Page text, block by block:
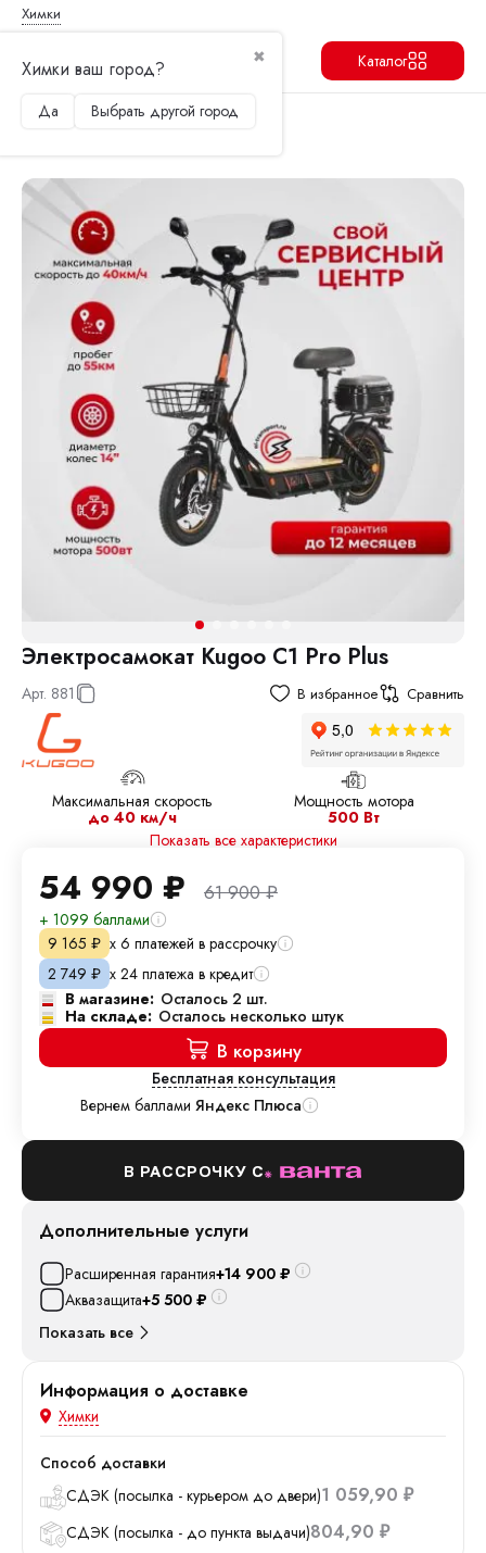
Химки
✖
Химки ваш город?
Да Выбрать другой город
Каталог
Главная Электросамокаты
Kugoo
Электросамокат Kugoo C1 Pro Plus
Арт. 881 В избранное Сравнить
Максимальная скорость
до 40 км/ч
Мощность мотора
500 Вт
Показать все характеристики
54 990 ₽ 61 900₽
+ 1099 баллами
9 165 ₽ х 6 платежей в рассрочку
2 749 ₽ х 24 платежа в кредит
В магазине: Осталось 2 шт.
На складе: Осталось несколько штук
В корзину
Бесплатная консультация
Вернем баллами Яндекс Плюса
В РАССРОЧКУ С
Дополнительные услуги
Расширенная гарантия+14 900 ₽
Аквазащита+5 500 ₽
Показать все
Информация о доставке
Химки
Способ доставки
СДЭК (посылка - курьером до двери)1 059,90 ₽
СДЭК (посылка - до пункта выдачи)804,90 ₽
Продолжить